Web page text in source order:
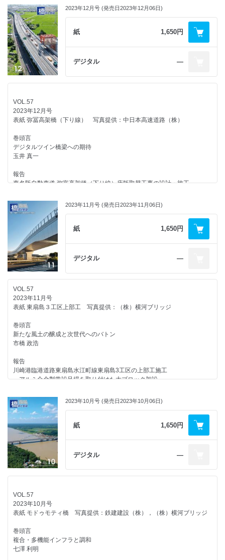
鋼鉄道トラス橋の性能評価向上に向けた取組み
池田 学/小林 裕介
連載企画
浮世絵を彩った橋
第24回 飛越の堺つりはし・猿橋
紅林 章央
─ 経験豊富な先人に学ぶ次世代への承継技術 ─
服部 雅史/栗原 康行/西尾 真由子
関西地区2023年度ワークショップ in 愛媛 開催される
─ トラス橋ざんまい ─
高林 和生
令和５年度道路技術会議 優秀技術研究開発賞決まる
東 洋輔
モニターより
「橋梁と基礎」1月号を読んで
外国語豆知識
ネイティブの日常口語表現
～ ワナゴー，ガッチュウ，オキドキ ～
石塚 敬之
広告企画
LIBRA工法 （株）横山基礎工事
編集後記
鈴木 宣政
3 橋梁技術の更なる進化と担い手確保への期待 中井俊雄
4 次世代に誇れる橋梁レガシーを 上松 英司
5 働き方改革と仕事の楽しさ 上田 和哉
6 問題の2024年を迎えて 大山 博明
7 新たな防災・維持管理事業の創造 原田 政彦
供用後50年経過した橋梁の交通影響に配慮した横取り一括架設による更
新
─ 首都高速1号羽田線高速大師橋更新事業 ─
北海道新幹線（新函館北斗-札幌間）の橋りょう・高架橋の構造計画
南 邦明/磯谷 篤実
既存車線数を確保した施工方法による首都圏内における床版取替工事
─ 横浜横須賀道路 釜利谷第二高架橋 ─
フィリピン国第一セブ・マクタン橋の健全度調査および緊急補修工事
大橋 治一/原崎 郁夫/竹之内 博行/小野 秀一/小西 知行/鈴木 悠介
通潤橋の国宝指定
北河 大次郎
連載企画
紅林 章央
海外文献紹介
─ 2020年 メディケーン「イアノス」による被害 / ギリシャ ─
平井 貴大
廣徳寺橋における応急組立橋の設置
─ 令和5年7月豪雨災害（秋田県五城目町） ─
千本ダムの堤体PSアンカーによる耐震補強
太田 親/森田 貴宏/飯野 利昭
ひろば
日建連表彰（第4回）「土木賞」の紹介
小野 秀平
（一社）九州橋梁・構造工学研究会は創立40周年を迎えました！
2023年度土木学会デザイン賞決まる
西村 亮彦
月例会（209回）開催報告
～土木学会『鉄道高架橋デザイン』より～
池端 文哉
2023年12月号 (発売日2023年12月06日)
紙 1,650円
デジタル ―
VOL.57
2023年12月号
表紙 弥冨高架橋（下り線） 写真提供：中日本高速道路（株）
巻頭言
デジタルツイン橋梁への期待
玉井 真一
報告
東名阪自動車道 弥富高架橋（下り線）床版取替工事の設計・施工
市街地における橋梁架替
─ 国道26号住吉橋架替事業 ─
林原 豪太郎/古森 和幸/矢口 昂史/日野 友尋/奥村 信太郎
天草未来大橋の計画・設計
石倉 昇/小嶋 洋範/杉山 達彦/大木 春奈/岩﨑 淳/小川 裕士
河川内壁式橋脚上に設置されたロッキング柱を有する橋梁に対する耐震補
佐藤 彰紀/長澤 光弥/儀賀 大己/北川 淳一/鬼木 浩二/佐々木 達生
鉄道構造物等設計標準・同解説（コンクリート構造物）改訂の概要
連載企画
橋を支え続ける縁の下の力持ちたち
小野田 滋
浮世絵を彩った橋
紅林 章央
ニュース
実大免震試験施設「E-アイソレーション」の紹介
高橋 良和
首都高速道路の自然共生高架橋
─ 高速埼玉新都心線 首都高見沼たんぼビオトープでふりかえる ─
BIMによるデジタルツイン技術を用いた鉄道橋のメンテナンスの最適化
─ オーストラリアのミナムラ鉄道橋を対象とした実証実験結果の報告 ─
平尾 賢生
ひろば
「第13回 独日橋梁シンポジウム」開催報告
林 厳/山口 隆司
2023年11月号 (発売日2023年11月06日)
紙 1,650円
デジタル ―
VOL.57
2023年11月号
表紙 東扇島３工区上部工 写真提供：（株）横河ブリッジ
巻頭言
新たな風土の醸成と次世代へのバトン
市橋 政浩
報告
川崎港臨港道路東扇島水江町線東扇島3工区の上部工施工
─ アルミ合金製常設足場を取り付けた大ブロック架設 ─
特集 沖縄県における橋梁長寿命化の取組み
特集趣旨
小野 秀平
特集
沖縄県における橋梁の課題と対策
渡久山 雄一
下里 哲弘
沖縄県におけるコンクリート橋の長寿命化の取組み
県道20号線（泡瀬工区）におけるコンクリート耐久性向上の取組み
當眞 和彦/吉元 真秀/後藤 政男
2023年10月号 (発売日2023年10月06日)
紙 1,650円
デジタル ―
VOL.57
2023年10月号
表紙 モドゥモティ橋 写真提供：鉄建建設（株），（株）横河ブリッジ
巻頭言
複合・多機能インフラと調和
七澤 利明